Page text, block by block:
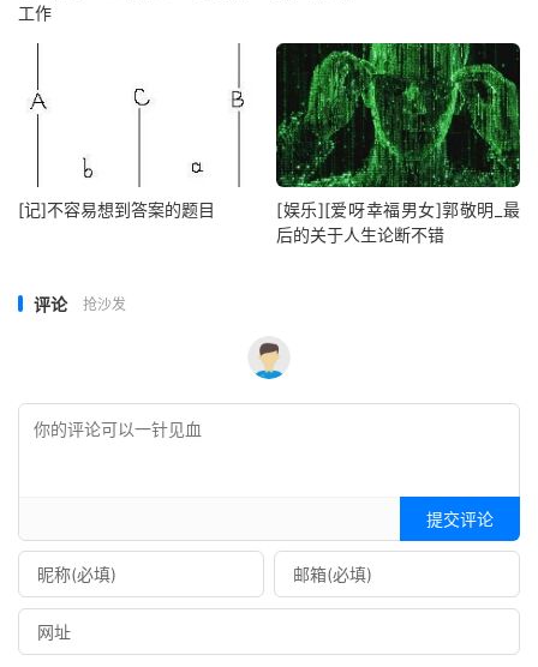
工作
[记]不容易想到答案的题目
[娱乐][爱呀幸福男女]郭敬明_最
后的关于人生论断不错
评论 抢沙发
提交评论